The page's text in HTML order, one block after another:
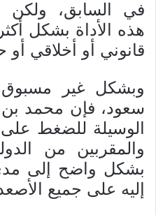
في السابق،
هذه الأداة بشكل
قانوني أو أخلاقي
وبشكل غير
سعود، فإن محمد
الوسيلة للضغط على
والمقربين من
بشكل واضح إلى
إليه على جميع